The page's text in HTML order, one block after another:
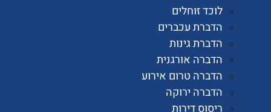
לוכד זוחלים
הדברת עכברים
הדברת גינות
הדברה אורגנית
הדברה טרום אירוע
הדברה ירוקה
ריסוס דירות